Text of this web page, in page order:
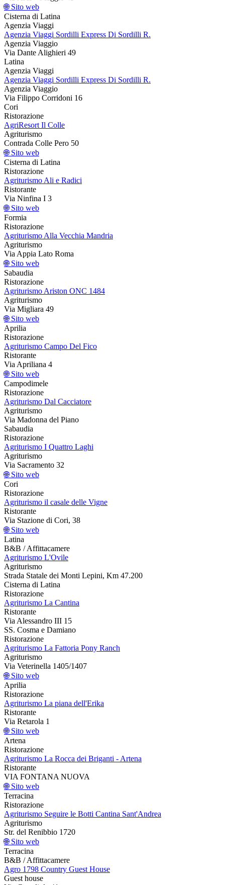
🌐 Sito web
Cisterna di Latina
Agenzia Viaggi
Agenzia Viaggi Sordilli Express Di Sordilli R.
Agenzia Viaggio
Via Dante Alighieri 49
Latina
Agenzia Viaggi
Agenzia Viaggi Sordilli Express Di Sordilli R.
Agenzia Viaggio
Via Filippo Corridoni 16
Cori
Ristorazione
AgriResort Il Colle
Agriturismo
Contrada Colle Pero 50
🌐 Sito web
Cisterna di Latina
Ristorazione
Agriturismo Ali e Radici
Ristorante
Via Ninfina I 3
🌐 Sito web
Formia
Ristorazione
Agriturismo Alla Vecchia Mandria
Agriturismo
Via Appia Lato Roma
🌐 Sito web
Sabaudia
Ristorazione
Agriturismo Ariston ONC 1484
Agriturismo
Via Migliara 49
🌐 Sito web
Aprilia
Ristorazione
Agriturismo Campo Del Fico
Ristorante
Via Apriliana 4
🌐 Sito web
Campodimele
Ristorazione
Agriturismo Dal Cacciatore
Agriturismo
Via Madonna del Piano
Sabaudia
Ristorazione
Agriturismo I Quattro Laghi
Agriturismo
Via Sacramento 32
🌐 Sito web
Cori
Ristorazione
Agriturismo il casale delle Vigne
Ristorante
Via Stazione di Cori, 38
🌐 Sito web
Latina
B&B / Affittacamere
Agriturismo L'Ovile
Agriturismo
Strada Statale dei Monti Lepini, Km 47.200
Cisterna di Latina
Ristorazione
Agriturismo La Cantina
Ristorante
Via Alessandro III 15
SS. Cosma e Damiano
Ristorazione
Agriturismo La Fattoria Pony Ranch
Agriturismo
Via Veterinella 1405/1407
🌐 Sito web
Aprilia
Ristorazione
Agriturismo La piana dell'Erika
Ristorante
Via Retarola 1
🌐 Sito web
Artena
Ristorazione
Agriturismo La Rocca dei Briganti - Artena
Ristorante
VIA FONTANA NUOVA
🌐 Sito web
Terracina
Ristorazione
Agriturismo Seguire le Botti Cantina Sant'Andrea
Agriturismo
Str. del Renibbio 1720
🌐 Sito web
Terracina
B&B / Affittacamere
Agro 1798 Country Guest House
Guest house